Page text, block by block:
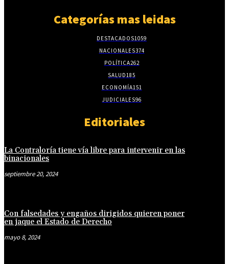
Categorías mas leidas
DESTACADOS1059
NACIONALES374
POLÍTICA262
SALUD185
ECONOMÍA151
JUDICIALES96
Editoriales
La Contraloría tiene vía libre para intervenir en las
binacionales
septiembre 20, 2024
Con falsedades y engaños dirigidos quieren poner
en jaque el Estado de Derecho
mayo 8, 2024